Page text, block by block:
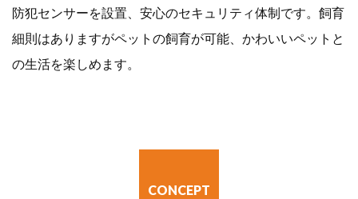
防犯センサーを設置、安心のセキュリティ体制です。飼育
細則はありますがペットの飼育が可能、かわいいペットと
の生活を楽しめます。
CONCEPT